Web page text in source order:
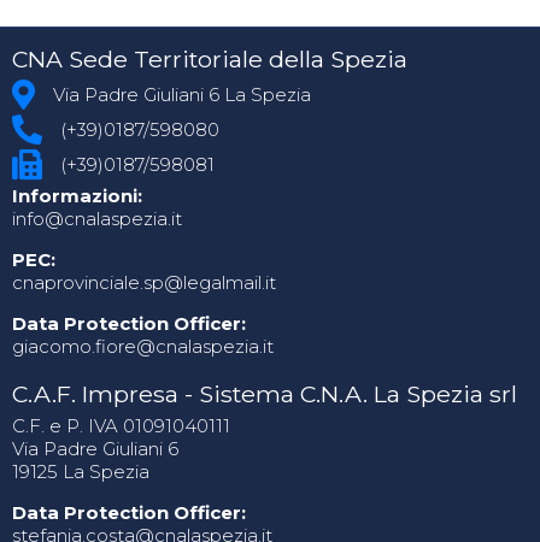
CNA Sede Territoriale della Spezia
Via Padre Giuliani 6 La Spezia
(+39)0187/598080
(+39)0187/598081
Informazioni:
info@cnalaspezia.it
PEC:
cnaprovinciale.sp@legalmail.it
Data Protection Officer:
giacomo.fiore@cnalaspezia.it
C.A.F. Impresa - Sistema C.N.A. La Spezia srl
C.F. e P. IVA 01091040111
Via Padre Giuliani 6
19125 La Spezia
Data Protection Officer:
stefania.costa@cnalaspezia.it